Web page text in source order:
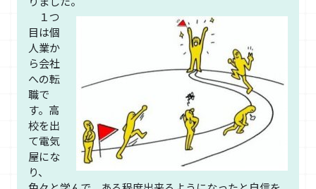
１つ
目は個
人業か
ら会社
への転
職で
す。高
校を出
て電気
屋にな
り、